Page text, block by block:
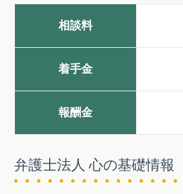
相談料
着手金
報酬金
弁護士法人 心の基礎情報